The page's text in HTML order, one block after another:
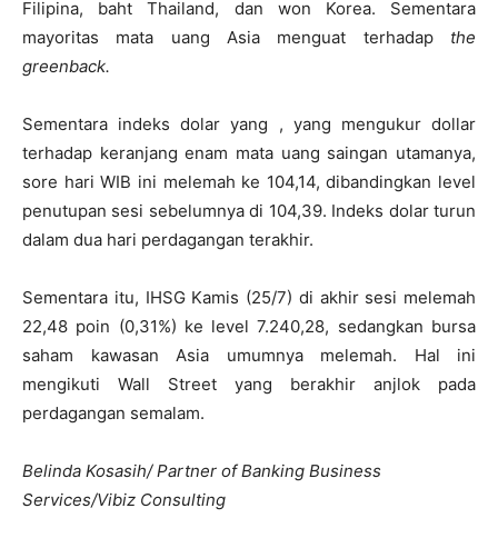
Filipina, baht Thailand, dan won Korea. Sementara
mayoritas mata uang Asia menguat terhadap the
greenback.
Sementara indeks dolar yang , yang mengukur dollar
terhadap keranjang enam mata uang saingan utamanya,
sore hari WIB ini melemah ke 104,14, dibandingkan level
penutupan sesi sebelumnya di 104,39. Indeks dolar turun
dalam dua hari perdagangan terakhir.
Sementara itu, IHSG Kamis (25/7) di akhir sesi melemah
22,48 poin (0,31%) ke level 7.240,28, sedangkan bursa
saham kawasan Asia umumnya melemah. Hal ini
mengikuti Wall Street yang berakhir anjlok pada
perdagangan semalam.
Belinda Kosasih/ Partner of Banking Business
Services/Vibiz Consulting